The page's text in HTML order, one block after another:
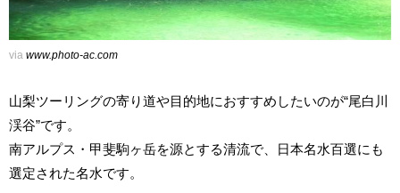
via www.photo-ac.com
山梨ツーリングの寄り道や目的地におすすめしたいのが“尾白川
渓谷”です。
南アルプス・甲斐駒ヶ岳を源とする清流で、日本名水百選にも
選定された名水です。